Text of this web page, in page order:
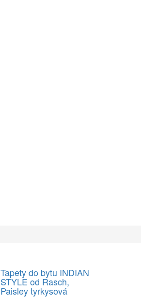
Tapety do bytu INDIAN
STYLE od Rasch,
Paisley tyrkysová